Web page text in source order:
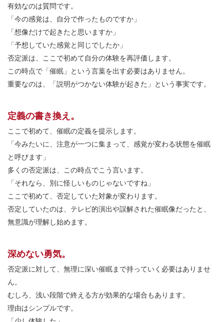
有効なのは質問です。
「今の感覚は、自分で作ったものですか」
「想像だけで起きたと思いますか」
「予想していた感覚と同じでしたか」
否定派は、ここで初めて自分の体験を再評価します。
この時点で「催眠」という言葉を出す必要はありません。
重要なのは、「説明がつかない体験が起きた」という事実です。
定義の書き換え。
ここで初めて、催眠の定義を提示します。
「今みたいに、注意が一つに集まって、感覚が変わる状態を催眠
と呼びます」
多くの否定派は、この時点でこう言います。
「それなら、別に怪しいものじゃないですね」
ここで初めて、否定していた対象が変わります。
否定していたのは、テレビ的演出や誤解された催眠像だったと、
無意識が理解し始めます。
深めない勇気。
否定派に対して、無理に深い催眠まで持っていく必要はありませ
ん。
むしろ、浅い段階で終える方が効果的な場合もあります。
理由はシンプルです。